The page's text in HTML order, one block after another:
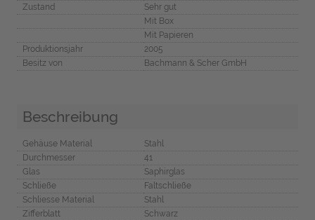
Zustand
Sehr gut
Mit Box
Mit Papieren
Produktionsjahr
2005
Besitz von
Bachmann & Scher GmbH
Beschreibung
Gehäuse Material
Stahl
Durchmesser
41
Glas
Saphirglas
Schließe
Faltschließe
Schliesse Material
Stahl
Zifferblatt
Schwarz